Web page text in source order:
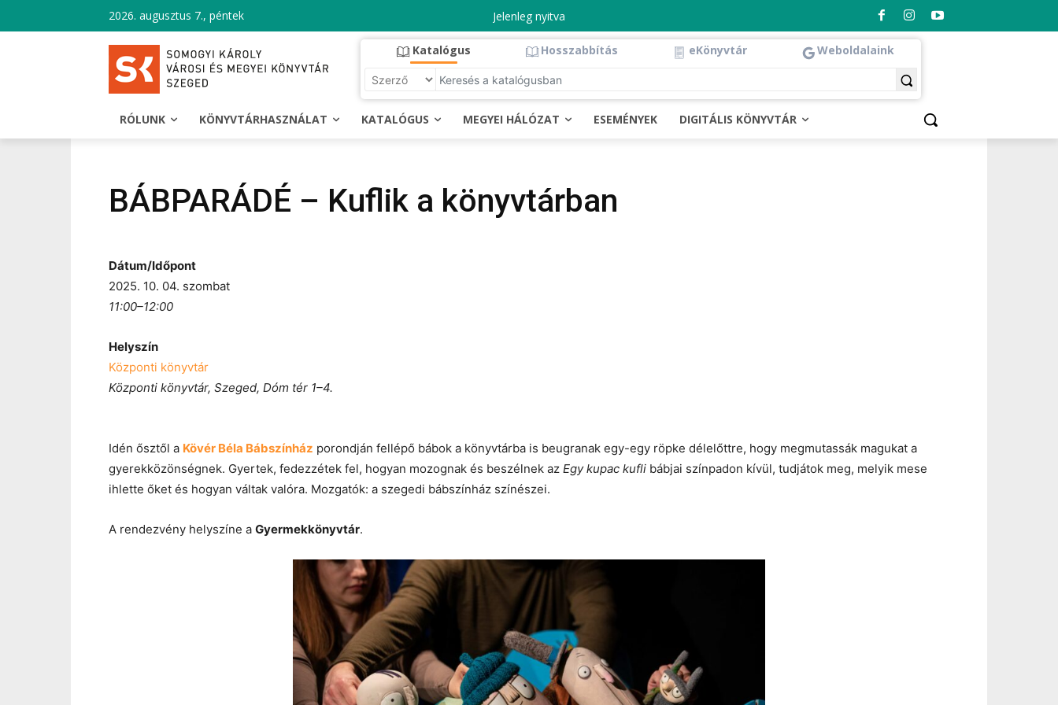
2026. augusztus 7., péntek Jelenleg nyitva
Katalógus Hosszabbítás eKönyvtár Weboldalaink
RÓLUNK KÖNYVTÁRHASZNÁLAT KATALÓGUS MEGYEI HÁLÓZAT ESEMÉNYEK DIGITÁLIS KÖNYVTÁR
BÁBPARÁDÉ – Kuflik a könyvtárban
Dátum/Időpont
2025. 10. 04. szombat
11:00–12:00
Helyszín
Központi könyvtár
Központi könyvtár, Szeged, Dóm tér 1–4.
Idén ősztől a Kövér Béla Bábszínház porondján fellépő bábok a könyvtárba is beugranak egy-egy röpke délelőttre, hogy megmutassák magukat a
gyerekközönségnek. Gyertek, fedezzétek fel, hogyan mozognak és beszélnek az Egy kupac kufli bábjai színpadon kívül, tudjátok meg, melyik mese
ihlette őket és hogyan váltak valóra. Mozgatók: a szegedi bábszínház színészei.
A rendezvény helyszíne a Gyermekkönyvtár.